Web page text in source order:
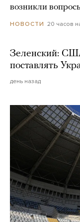
возникли
НОВОСТИ 20 часов
Зеленский:
поставлять
день назад